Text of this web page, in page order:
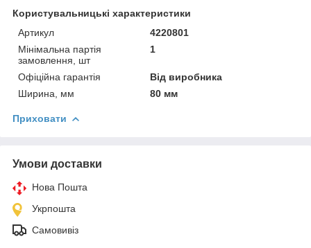
Користувальницькі характеристики
Артикул
4220801
Мінімальна партія
замовлення, шт
1
Офіційна гарантія
Від виробника
Ширина, мм
80 мм
Приховати
Умови доставки
Нова Пошта
Укрпошта
Самовивіз